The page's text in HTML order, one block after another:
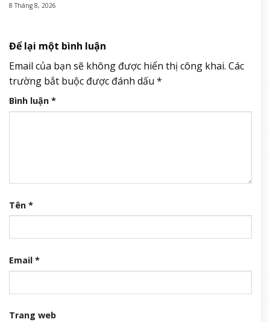
8 Tháng 8, 2026
Để lại một bình luận
Email của bạn sẽ không được hiển thị công khai. Các
trường bắt buộc được đánh dấu *
Bình luận *
Tên *
Email *
Trang web